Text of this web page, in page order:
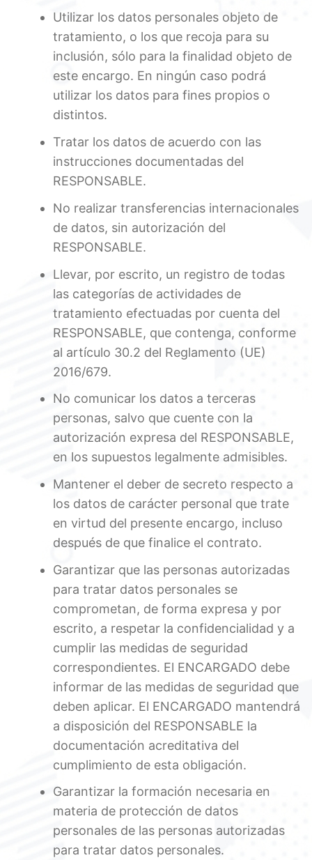
Utilizar los datos personales objeto de
tratamiento, o los que recoja para su
inclusión, sólo para la finalidad objeto de
este encargo. En ningún caso podrá
utilizar los datos para fines propios o
distintos.
Tratar los datos de acuerdo con las
instrucciones documentadas del
RESPONSABLE.
No realizar transferencias internacionales
de datos, sin autorización del
RESPONSABLE.
Llevar, por escrito, un registro de todas
las categorías de actividades de
tratamiento efectuadas por cuenta del
RESPONSABLE, que contenga, conforme
al artículo 30.2 del Reglamento (UE)
2016/679.
No comunicar los datos a terceras
personas, salvo que cuente con la
autorización expresa del RESPONSABLE,
en los supuestos legalmente admisibles.
Mantener el deber de secreto respecto a
los datos de carácter personal que trate
en virtud del presente encargo, incluso
después de que finalice el contrato.
Garantizar que las personas autorizadas
para tratar datos personales se
comprometan, de forma expresa y por
escrito, a respetar la confidencialidad y a
cumplir las medidas de seguridad
correspondientes. El ENCARGADO debe
informar de las medidas de seguridad que
deben aplicar. El ENCARGADO mantendrá
a disposición del RESPONSABLE la
documentación acreditativa del
cumplimiento de esta obligación.
Garantizar la formación necesaria en
materia de protección de datos
personales de las personas autorizadas
para tratar datos personales.